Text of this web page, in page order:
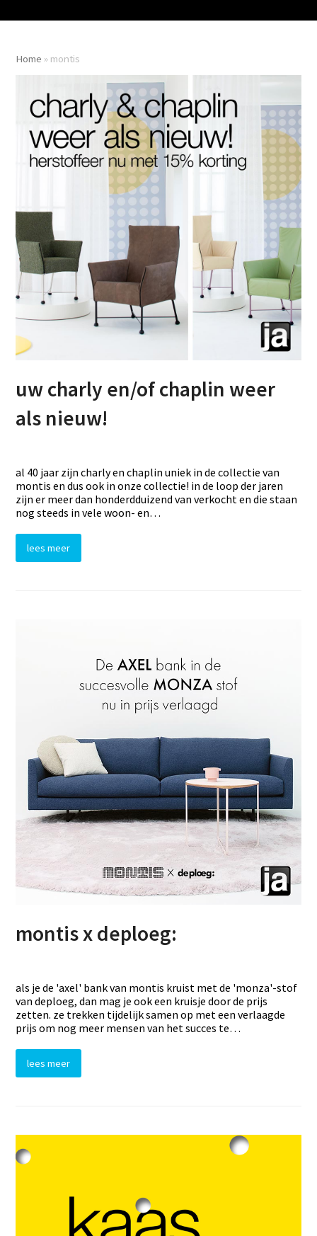
Home » montis
uw charly en/of chaplin weer
als nieuw!
al 40 jaar zijn charly en chaplin uniek in de collectie van
montis en dus ook in onze collectie! in de loop der jaren
zijn er meer dan honderdduizend van verkocht en die staan
nog steeds in vele woon- en…
lees meer
montis x deploeg:
als je de 'axel' bank van montis kruist met de 'monza'-stof
van deploeg, dan mag je ook een kruisje door de prijs
zetten. ze trekken tijdelijk samen op met een verlaagde
prijs om nog meer mensen van het succes te…
lees meer